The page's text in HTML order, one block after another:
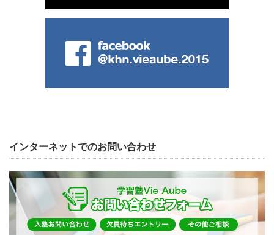
インターネットでのお問い合わせ